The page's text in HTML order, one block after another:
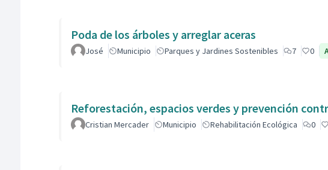
Poda de los árboles y arreglar aceras
José Municipio Parques y Jardines Sostenibles 7 0
Reforestación, espacios verdes y prevención
Cristian Mercader Municipio Rehabilitación Ecológica 0